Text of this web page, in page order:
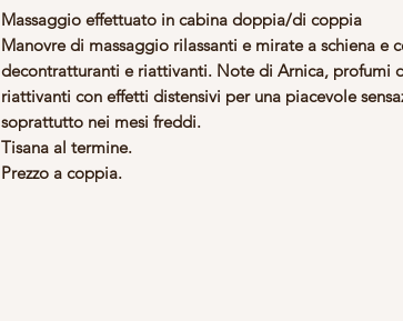
Massaggio effettuato in cabina doppia/di coppia
Manovre di massaggio rilassanti e mirate a schiena e
decontratturanti e riattivanti. Note di Arnica, profumi
riattivanti con effetti distensivi per una piacevole
soprattutto nei mesi freddi.
Tisana al termine.
Prezzo a coppia.